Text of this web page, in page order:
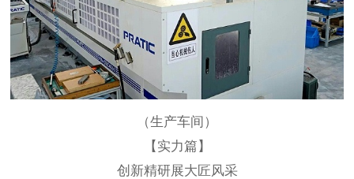
（生产车间）
【实力篇】
创新精研展大匠风采